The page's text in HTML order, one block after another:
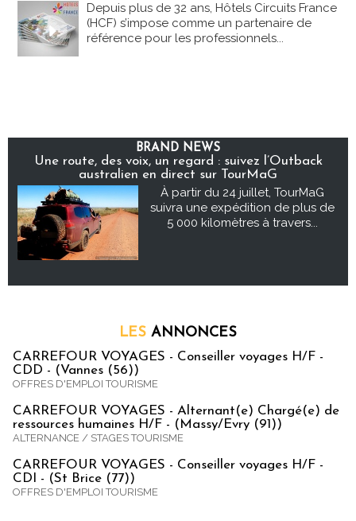
Depuis plus de 32 ans, Hôtels Circuits France
(HCF) s’impose comme un partenaire de
référence pour les professionnels...
BRAND NEWS
Une route, des voix, un regard : suivez l’Outback
australien en direct sur TourMaG
À partir du 24 juillet, TourMaG
suivra une expédition de plus de
5 000 kilomètres à travers...
LES ANNONCES
CARREFOUR VOYAGES - Conseiller voyages H/F -
CDD - (Vannes (56))
OFFRES D'EMPLOI TOURISME
CARREFOUR VOYAGES - Alternant(e) Chargé(e) de
ressources humaines H/F - (Massy/Evry (91))
ALTERNANCE / STAGES TOURISME
CARREFOUR VOYAGES - Conseiller voyages H/F -
CDI - (St Brice (77))
OFFRES D'EMPLOI TOURISME